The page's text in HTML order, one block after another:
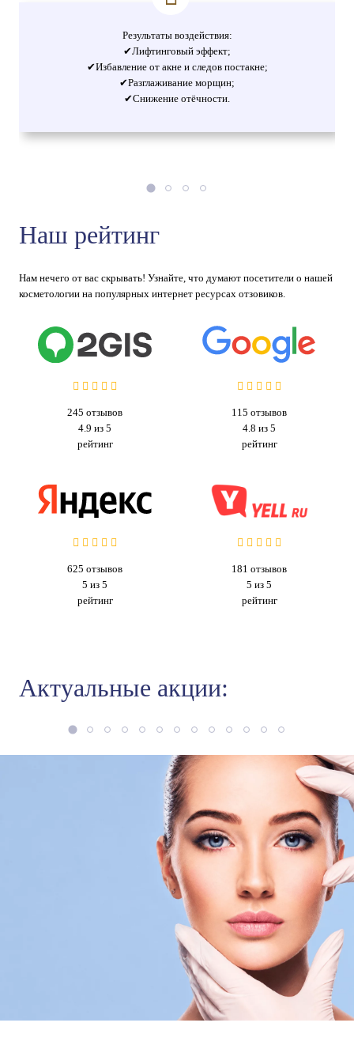
Результаты воздействия:
✔Лифтинговый эффект;
✔Избавление от акне и следов постакне;
✔Разглаживание морщин;
✔Снижение отёчности.
Наш рейтинг
Нам нечего от вас скрывать! Узнайте, что думают посетители о нашей
косметологии на популярных интернет ресурсах отзовиков.
245 отзывов
4.9 из 5
рейтинг
115 отзывов
4.8 из 5
рейтинг
625 отзывов
5 из 5
рейтинг
181 отзывов
5 из 5
рейтинг
Актуальные акции: